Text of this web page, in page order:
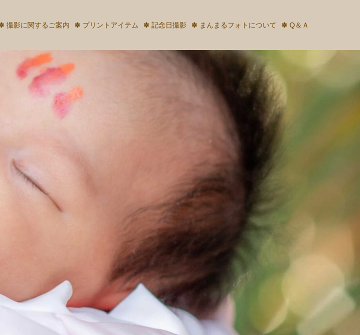
撮影に関するご案内 ✽ プリントアイテム ✽ 記念日撮影 ✽ まんまるフォトについて ✽ Q＆Ａ